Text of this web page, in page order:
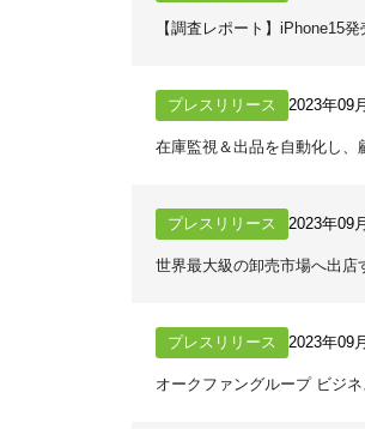
【調査レポート】iPhone15
プレスリリース 2023年09
在庫監視＆出品を自動化し
プレスリリース 2023年09
世界最大級の卸売市場へ出
プレスリリース 2023年09
オークファングループ ビジ